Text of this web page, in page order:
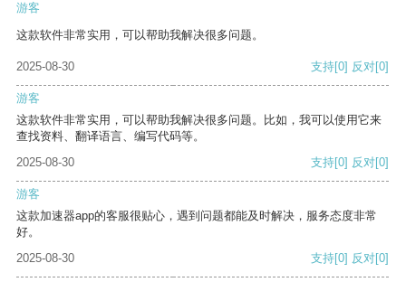
游客
这款软件非常实用，可以帮助我解决很多问题。
2025-08-30 支持[0] 反对[0]
游客
这款软件非常实用，可以帮助我解决很多问题。比如，我可以使用它来
查找资料、翻译语言、编写代码等。
2025-08-30
支持[0] 反对[0]
游客
这款加速器app的客服很贴心，遇到问题都能及时解决，服务态度非常
好。
2025-08-30
支持[0] 反对[0]